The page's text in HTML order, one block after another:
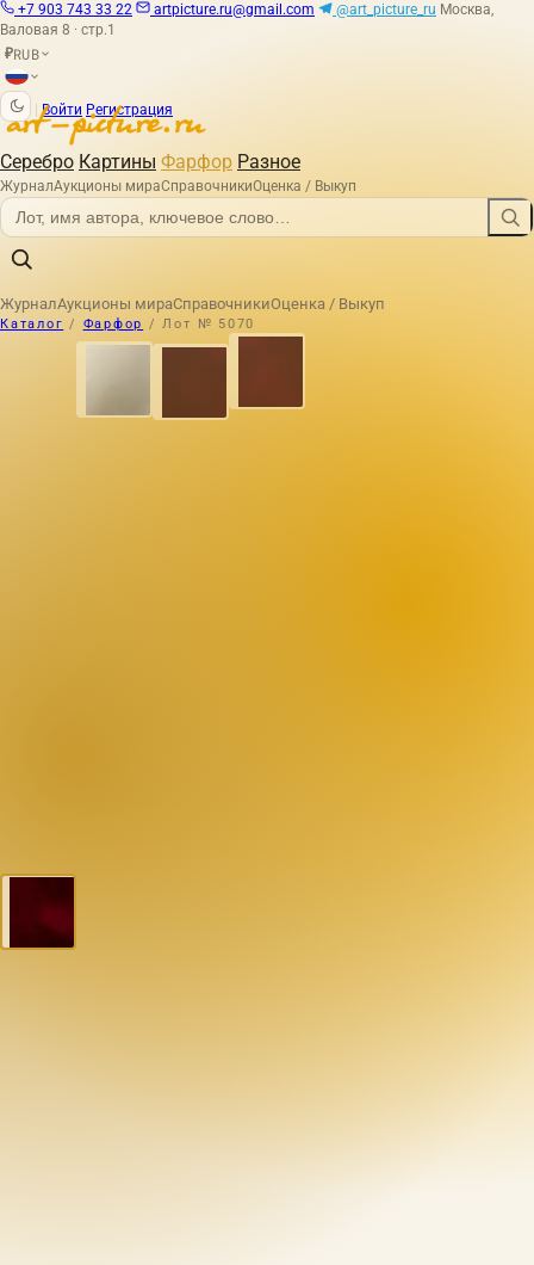
+7 903 743 33 22 artpicture.ru@gmail.com @art_picture_ru Москва,
Валовая 8 · стр.1
₽RUB
Войти Регистрация
Серебро Картины Фарфор Разное
ЖурналАукционы мираСправочникиОценка / Выкуп
ЖурналАукционы мираСправочникиОценка / Выкуп
Каталог / Фарфор / Лот № 5070